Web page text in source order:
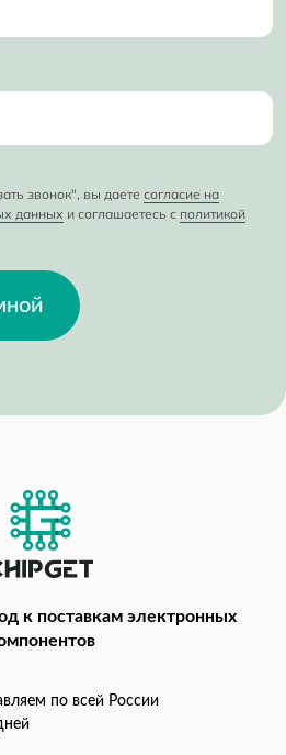
звонок", вы даете согласие на
данных и соглашаетесь с политикой
к поставкам электронных
по всей России